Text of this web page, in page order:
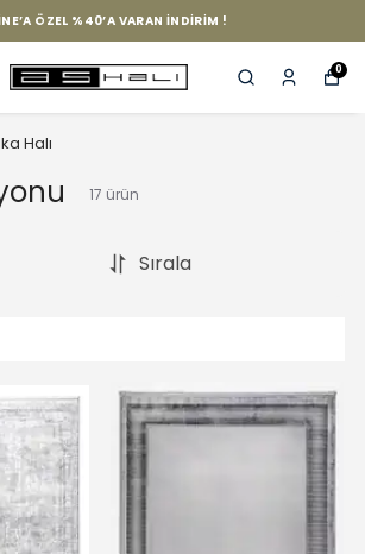
ÖZEL %40’A VARAN İNDIRIM !
0
Halı
17 ürün
Sırala